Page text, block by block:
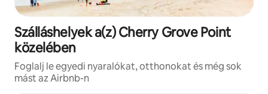
Szálláshelyek a(z) Cherry Grove Point
közelében
Foglalj le egyedi nyaralókat, otthonokat és még sok
mást az Airbnb-n